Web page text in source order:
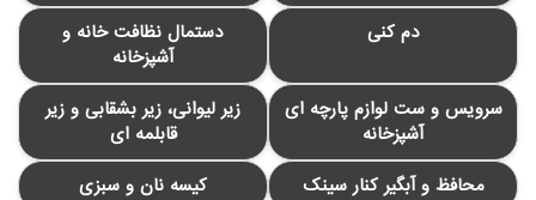
دستمال نظافت خانه و
آشپزخانه
دم کنی
زیر لیوانی، زیر بشقابی و زیر
قابلمه ای
سرویس و ست لوازم پارچه ای
آشپزخانه
کیسه نان و سبزی
محافظ و آبگیر کنار سینک